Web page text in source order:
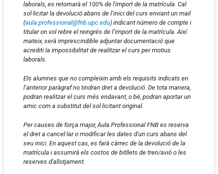
laborals, es retornarà el 100% de l'import de la matrícula. Cal
sol·licitar la devolució abans de l’inici del curs enviant un mail
(aula.professional@fnb.upc.edu) indicant número de compte i
titular on vol rebre el reingrés de l’import de la matrícula. Així
mateix, serà imprescindible adjuntar documentació que
acrediti la impossibilitat de realitzar el curs per motius
laborals.
Els alumnes que no compleixin amb els requisits indicats en
l’anterior paràgraf no tindran dret a devolució. De tota manera,
podran realitzar el curs més endavant, o bé, podran aportar un
amic com a substitut del sol·licitant original.
Per causes de força major, Aula Professional FNB es reserva
el dret a cancel·lar o modificar les dates d'un curs abans del
seu inici. En aquest cas, es farà càrrec de la devolució de la
matrícula i assumirà els costos de bitllets de tren/avió o les
reserves d'allotjament.